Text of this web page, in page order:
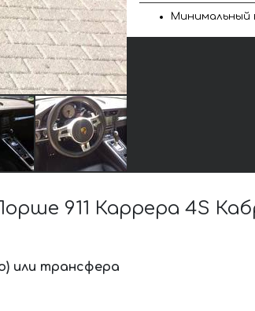
Минимальный
911 Каррера 4S
или трансфера